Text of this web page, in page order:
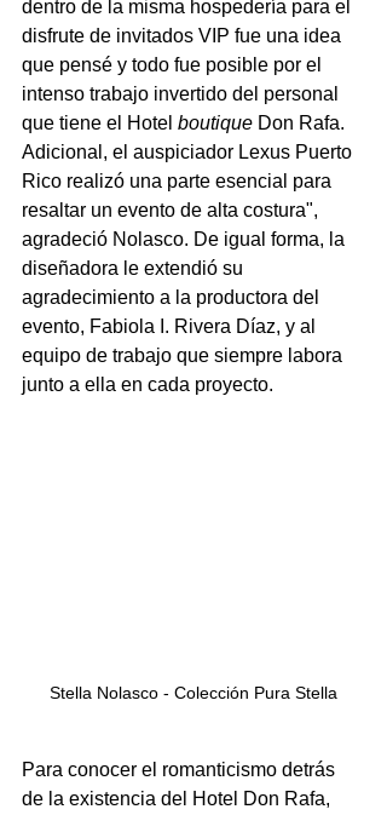
dentro de la misma hospedería para el
disfrute de invitados VIP fue una idea
que pensé y todo fue posible por el
intenso trabajo invertido del personal
que tiene el Hotel boutique Don Rafa.
Adicional, el auspiciador Lexus Puerto
Rico realizó una parte esencial para
resaltar un evento de alta costura",
agradeció Nolasco. De igual forma, la
diseñadora le extendió su
agradecimiento a la productora del
evento, Fabiola I. Rivera Díaz, y al
equipo de trabajo que siempre labora
junto a ella en cada proyecto.
Stella Nolasco - Colección Pura Stella
Para conocer el romanticismo detrás
de la existencia del Hotel Don Rafa,